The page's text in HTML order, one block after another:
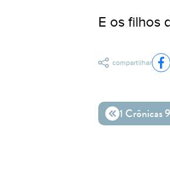
E os filhos
compartilhar
1 Crônicas